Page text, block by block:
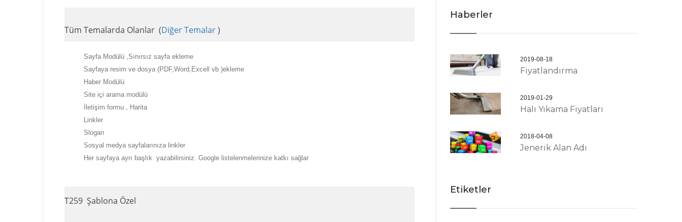
Tüm Temalarda Olanlar (Diğer Temalar)
Sayfa Modülü ,Sınırsız sayfa ekleme
Sayfaya resim ve dosya (PDF,Word,Excell vb )ekleme
Haber Modülü
Site içi arama modülü
İletişim formu , Harita
Linkler
Slogan
Sosyal medya sayfalarınıza linkler
Her sayfaya ayrı başlık yazabilirsiniz. Google listelenmelerinize katkı sağlar
T259 Şablona Özel
Haberler
2019-08-18
Fiyatlandırma
2019-01-29
Halı Yıkama Fiyatları
2018-04-08
Jenerik Alan Adı
Etiketler